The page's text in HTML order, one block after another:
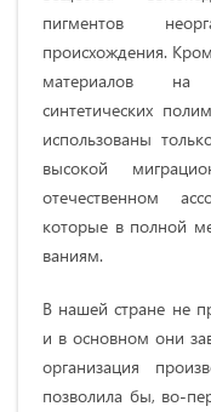
пигментов
происхождения.
материа­лов на
синтетических
использованы
высо­кой
отечественном
которые в полной
ваниям.
В нашей стране не
и в основном они
организация
позволила бы, во-